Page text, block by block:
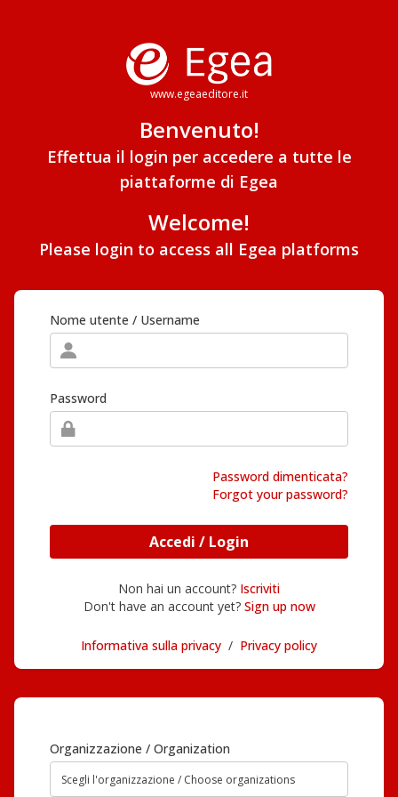
www.egeaeditore.it
Benvenuto!
Effettua il login per accedere a tutte le
piattaforme di Egea
Welcome!
Please login to access all Egea platforms
Nome utente / Username
Password
Password dimenticata?
Forgot your password?
Accedi / Login
Non hai un account? Iscriviti
Don't have an account yet? Sign up now
Informativa sulla privacy / Privacy policy
Organizzazione / Organization